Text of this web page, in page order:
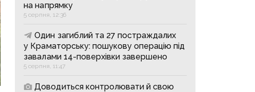
на напрямку
5 серпня, 12:36
Один загиблий та 27 постраждалих
у Краматорську: пошукову операцію під
завалами 14-поверхівки завершено
5 серпня, 11:47
Доводиться контролювати й свою